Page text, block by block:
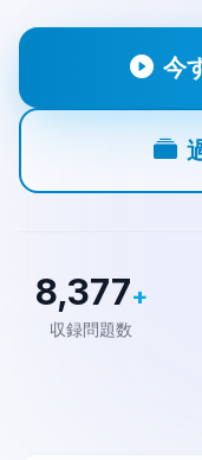
今
8,377+
収録問題数